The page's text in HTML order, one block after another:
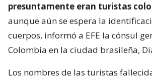
presuntamente eran turistas
aunque aún se espera la
cuerpos, informó a EFE la cónsul
Colombia en la ciudad brasileña,
Los nombres de las turistas